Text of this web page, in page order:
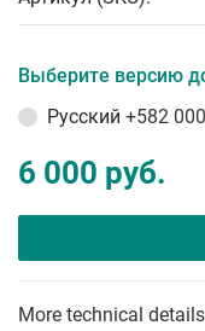
Выберите версию
Русский +582
6 000 руб.
More technical